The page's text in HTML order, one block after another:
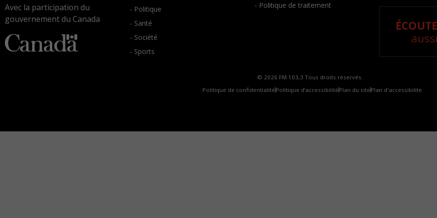
Avec la participation du
gouvernement du Canada
- Politique
- Santé
- Société
- Sports
- Politique de traitement
© 2026 FM 103,3 Tous droits réservés.
Politique de confidentialité Politique d’accessibilité Plan du site Plan d'accessibilite